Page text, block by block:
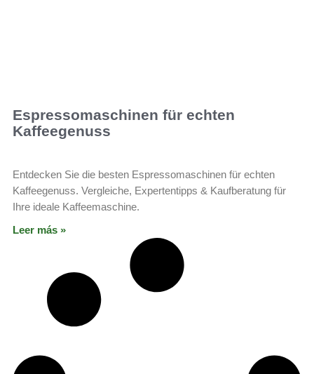
Espressomaschinen für echten
Kaffeegenuss
Entdecken Sie die besten Espressomaschinen für echten
Kaffeegenuss. Vergleiche, Expertentipps & Kaufberatung für
Ihre ideale Kaffeemaschine.
Leer más »